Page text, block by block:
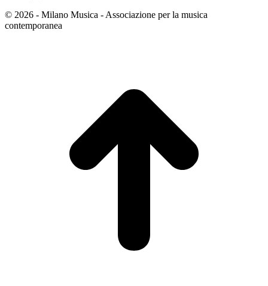
© 2026 - Milano Musica - Associazione per la musica
contemporanea